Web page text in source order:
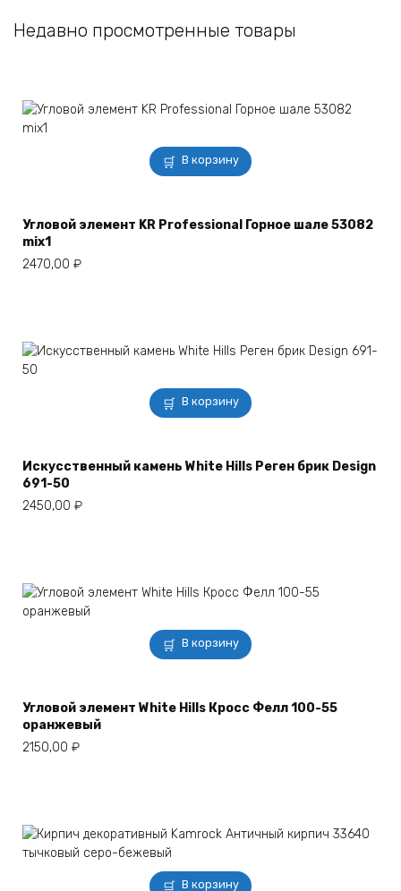
Недавно просмотренные товары
В корзину
Угловой элемент KR Professional Горное шале 53082
mix1
2470,00 ₽
В корзину
Искусственный камень White Hills Реген брик Design
691-50
2450,00 ₽
В корзину
Угловой элемент White Hills Кросс Фелл 100-55
оранжевый
2150,00 ₽
В корзину